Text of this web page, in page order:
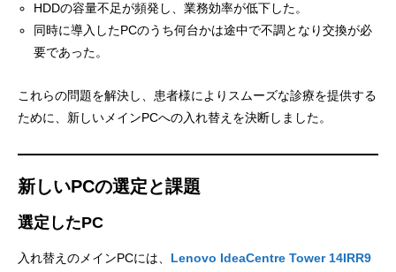
HDDの容量不足が頻発し、業務効率が低下した。
同時に導入したPCのうち何台かは途中で不調となり交換が必
要であった。
これらの問題を解決し、患者様によりスムーズな診療を提供する
ために、新しいメインPCへの入れ替えを決断しました。
新しいPCの選定と課題
選定したPC
入れ替えのメインPCには、 Lenovo IdeaCentre Tower 14IRR9